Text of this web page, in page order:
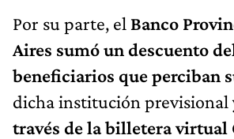
Por su parte, el Banco
Aires sumó un descuento
beneficiarios que perciban
dicha institución previsional
través de la billetera virtual